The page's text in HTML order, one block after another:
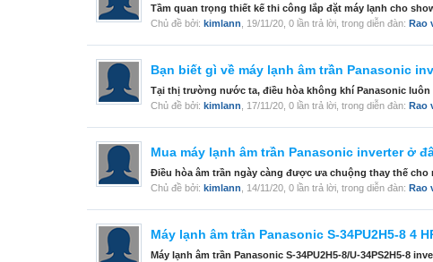
Tầm quan trọng thiết kế thi công lắp đặt máy lạnh cho
Chủ đề bởi: kimlann 19/11/20 , 0 lần trả lời, trong diễn đàn: Rao
Bạn biết gì về máy lạnh âm trần Panasonic
Tại thị trường nước ta, điều hòa không khí Panasonic
Chủ đề bởi: kimlann 17/11/20 , 0 lần trả lời, trong diễn đàn: Rao
Mua máy lạnh âm trần Panasonic inverter ở
Điều hòa âm trần ngày càng được ưa chuộng thay thế
Chủ đề bởi: kimlann 14/11/20 , 0 lần trả lời, trong diễn đàn: Rao
Máy lạnh âm trần Panasonic S-34PU2H5-8 4
Máy lạnh âm trần Panasonic S-34PU2H5-8/U-34PS2H5-8